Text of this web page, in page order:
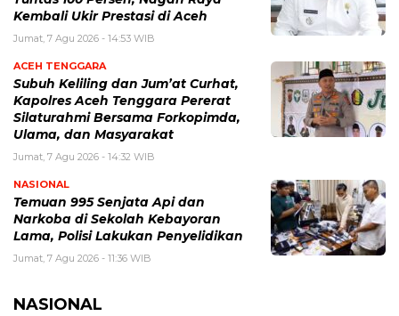
Kembali Ukir Prestasi di Aceh
Jumat, 7 Agu 2026 - 14:53 WIB
ACEH TENGGARA
Subuh Keliling dan Jum’at Curhat,
Kapolres Aceh Tenggara Pererat
Silaturahmi Bersama Forkopimda,
Ulama, dan Masyarakat
Jumat, 7 Agu 2026 - 14:32 WIB
NASIONAL
Temuan 995 Senjata Api dan
Narkoba di Sekolah Kebayoran
Lama, Polisi Lakukan Penyelidikan
Jumat, 7 Agu 2026 - 11:36 WIB
NASIONAL